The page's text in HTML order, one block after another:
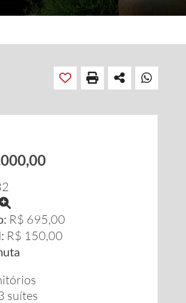
R$ 695,00
R$ 150,00
suítes